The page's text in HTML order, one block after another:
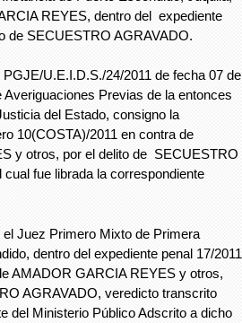
REYES, dentro del expediente
de SECUESTRO AGRAVADO.
U.E.I.D.S./24/2011 de fecha 07 de
Averiguaciones Previas de la entonces
del Estado, consigno la
10(COSTA)/2011 en contra de
y otros, por el delito de SECUESTRO
fue librada la correspondiente
el Juez Primero Mixto de Primera
dentro del expediente penal 17/2011
AMADOR GARCIA REYES y otros,
AGRAVADO, veredicto transcrito
del Ministerio Público Adscrito a dicho